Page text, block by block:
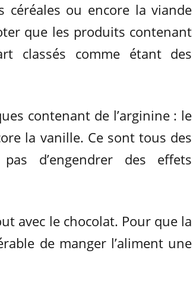
céréales ou encore la viande
que les produits contenant
classés comme étant des
contenant de l’arginine : le
la vanille. Ce sont tous des
d’engendrer des effets
avec le chocolat. Pour que la
de manger l’aliment une